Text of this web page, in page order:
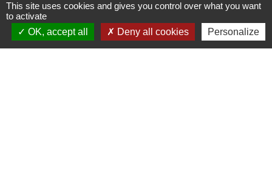
Mairie de Crottet
Espace Armand Veille
This site uses cookies and gives you control over what you want
to activate
OK, accept all
Deny all cookies Personalize